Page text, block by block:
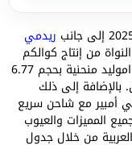
ريدمي
من إنتاج كوالكم
مع ذاكرة عشوائية كبيرة. كما يأتي مع شاشة اموليد منحنية بحجم 6.77
تصل إلى 68 مليار لون. بالإضافة إلى ذلك
سيليكون كربون بسعة 5520 مللي أمبير مع شاحن سريع
المميزات والعيوب
من خلال جدول